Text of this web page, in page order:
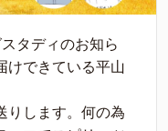
タディのお知ら
けできている平山
りします。何の為